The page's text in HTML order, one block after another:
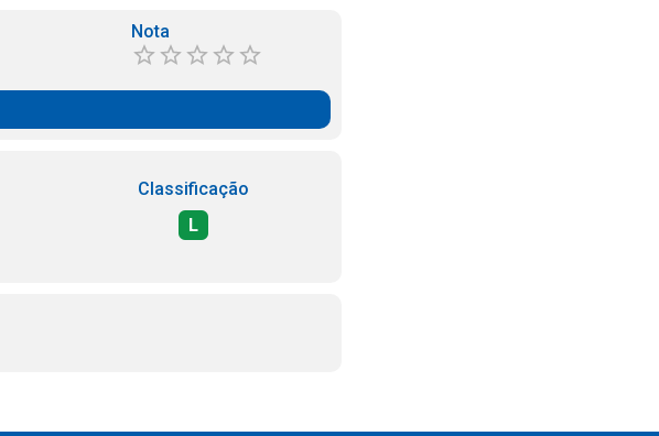
Nota
Classificação
L